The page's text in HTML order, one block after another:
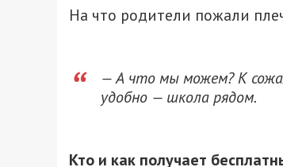
На что родители пожали
— А что мы можем? К
удобно — школа рядом.
Кто и как получает